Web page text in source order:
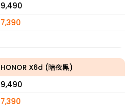
9,490
7,390
HONOR X6d (暗夜黑)
9,490
7,390